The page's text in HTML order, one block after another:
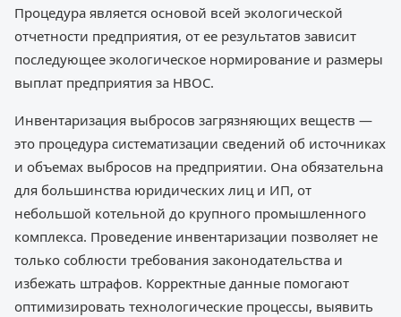
Процедура является основой всей экологической
отчетности предприятия, от ее результатов зависит
последующее экологическое нормирование и размеры
выплат предприятия за НВОС.
Инвентаризация выбросов загрязняющих веществ —
это процедура систематизации сведений об источниках
и объемах выбросов на предприятии. Она обязательна
для большинства юридических лиц и ИП, от
небольшой котельной до крупного промышленного
комплекса. Проведение инвентаризации позволяет не
только соблюсти требования законодательства и
избежать штрафов. Корректные данные помогают
оптимизировать технологические процессы, выявить